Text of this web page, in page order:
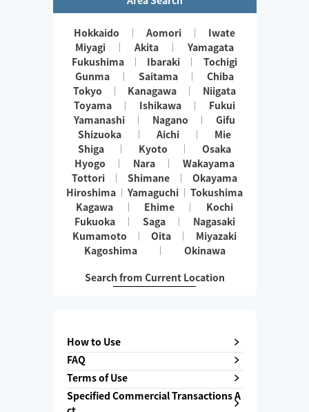
Hokkaido Aomori
Iwate
Miyagi
Akita
Yamagata
Fukushima
Ibaraki
Tochigi
Gunma
Saitama
Chiba
Tokyo
Kanagawa
Niigata
Toyama
Ishikawa
Fukui
Yamanashi
Nagano
Gifu
Shizuoka
Aichi
Mie
Shiga
Kyoto
Osaka
Hyogo
Nara
Wakayama
Tottori
Shimane
Okayama
Hiroshima
Yamaguchi
Tokushima
Kagawa
Ehime
Kochi
Fukuoka
Saga
Nagasaki
Kumamoto
Oita
Miyazaki
Kagoshima
Okinawa
Search from Current Location
How to Use
FAQ
Terms of Use
Specified Commercial Transactions A